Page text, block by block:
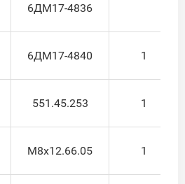
6ДМ17-4836
6ДМ17-4840 1
551.45.253 1
М8х12.66.05 1